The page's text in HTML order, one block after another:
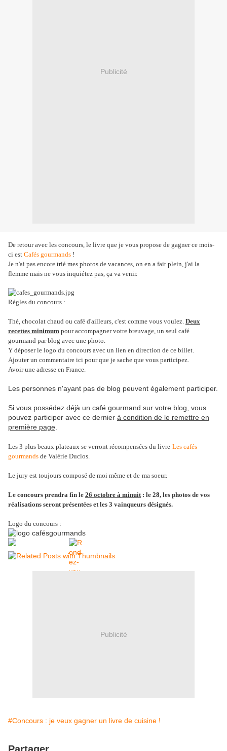
Publicité
De retour avec les concours, le livre que je vous propose de gagner ce mois-
ci est Cafés gourmands !
Je n'ai pas encore trié mes photos de vacances, on en a fait plein, j'ai la
flemme mais ne vous inquiétez pas, ça va venir.
Régles du concours :
Thé, chocolat chaud ou café d'ailleurs, c'est comme vous voulez. Deux
recettes minimum pour accompagner votre breuvage, un seul café
gourmand par blog avec une photo.
Y déposer le logo du concours avec un lien en direction de ce billet.
Ajouter un commentaire ici pour que je sache que vous participez.
Avoir une adresse en France.
Les personnes n'ayant pas de blog peuvent également participer.
Si vous possédez déjà un café gourmand sur votre blog, vous
pouvez participer avec ce dernier à condition de le remettre en
première page
Les 3 plus beaux plateaux se verront récompensées du livre Les cafés
gourmands de Valérie Duclos.
Le jury est toujours composé de moi même et de ma soeur.
Le concours prendra fin le 26 octobre à minuit: le 28, les photos de vos
réalisations seront présentées et les 3 vainqueurs désignés.
Logo du concours :
Publicité
#Concours : je veux gagner un livre de cuisine !